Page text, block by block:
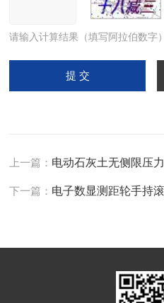
请输入计算结果（填写阿拉伯数字
上一篇： 电动石灰土无侧限压
下一篇： 电子数显测距轮手持